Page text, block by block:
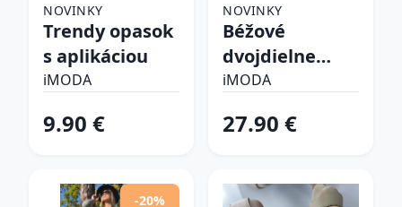
NOVINKY
Trendy opasok
s aplikáciou
iMODA
9.90 €
NOVINKY
Béžové
dvojdielne
plavky
iMODA
27.90 €
-20%